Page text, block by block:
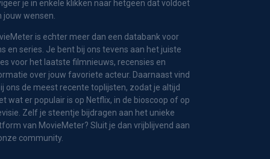
je in enkele klikken naar hetgeen dat voldoet
jouw wensen.
is echter meer dan een databank voor
en series. Je bent bij ons tevens aan het juiste
voor het laatste filmnieuws, recensies en
over jouw favoriete acteur. Daarnaast vind
ons de meest recente toplijsten, zodat je altijd
wat er populair is op Netflix, in de bioscoop of op
Zelf je steentje bijdragen aan het unieke
van MovieMeter? Sluit je dan vrijblijvend aan
community.